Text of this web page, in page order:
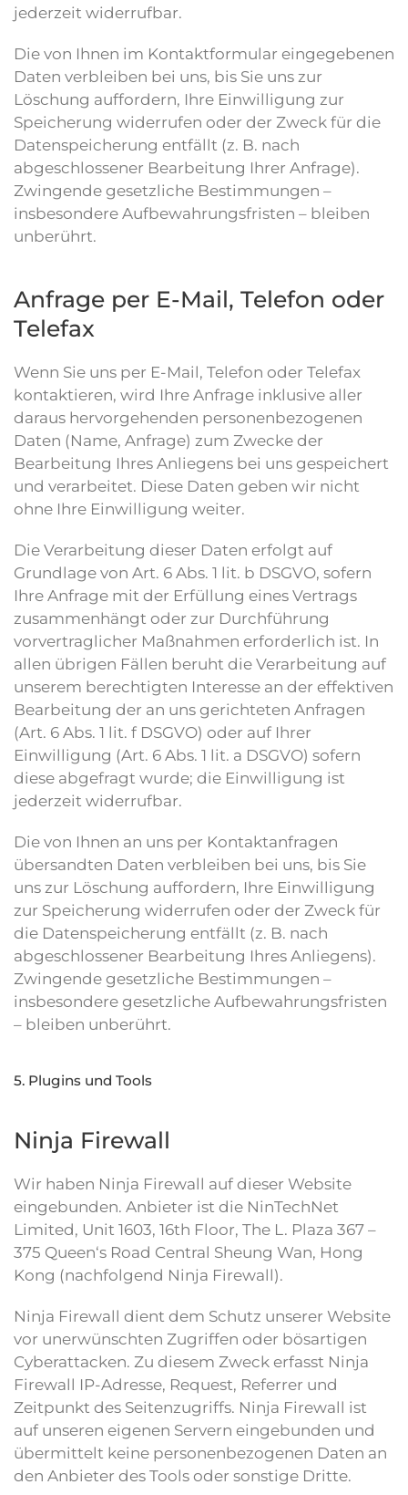
jederzeit widerrufbar.
Die von Ihnen im Kontaktformular eingegebenen
Daten verbleiben bei uns, bis Sie uns zur
Löschung auffordern, Ihre Einwilligung zur
Speicherung widerrufen oder der Zweck für die
Datenspeicherung entfällt (z. B. nach
abgeschlossener Bearbeitung Ihrer Anfrage).
Zwingende gesetzliche Bestimmungen –
insbesondere Aufbewahrungsfristen – bleiben
unberührt.
Anfrage per E-Mail, Telefon oder
Telefax
Wenn Sie uns per E-Mail, Telefon oder Telefax
kontaktieren, wird Ihre Anfrage inklusive aller
daraus hervorgehenden personenbezogenen
Daten (Name, Anfrage) zum Zwecke der
Bearbeitung Ihres Anliegens bei uns gespeichert
und verarbeitet. Diese Daten geben wir nicht
ohne Ihre Einwilligung weiter.
Die Verarbeitung dieser Daten erfolgt auf
Grundlage von Art. 6 Abs. 1 lit. b DSGVO, sofern
Ihre Anfrage mit der Erfüllung eines Vertrags
zusammenhängt oder zur Durchführung
vorvertraglicher Maßnahmen erforderlich ist. In
allen übrigen Fällen beruht die Verarbeitung auf
unserem berechtigten Interesse an der effektiven
Bearbeitung der an uns gerichteten Anfragen
(Art. 6 Abs. 1 lit. f DSGVO) oder auf Ihrer
Einwilligung (Art. 6 Abs. 1 lit. a DSGVO) sofern
diese abgefragt wurde; die Einwilligung ist
jederzeit widerrufbar.
Die von Ihnen an uns per Kontaktanfragen
übersandten Daten verbleiben bei uns, bis Sie
uns zur Löschung auffordern, Ihre Einwilligung
zur Speicherung widerrufen oder der Zweck für
die Datenspeicherung entfällt (z. B. nach
abgeschlossener Bearbeitung Ihres Anliegens).
Zwingende gesetzliche Bestimmungen –
insbesondere gesetzliche Aufbewahrungsfristen
– bleiben unberührt.
5. Plugins und Tools
Ninja Firewall
Wir haben Ninja Firewall auf dieser Website
eingebunden. Anbieter ist die NinTechNet
Limited, Unit 1603, 16th Floor, The L. Plaza 367 –
375 Queen‘s Road Central Sheung Wan, Hong
Kong (nachfolgend Ninja Firewall).
Ninja Firewall dient dem Schutz unserer Website
vor unerwünschten Zugriffen oder bösartigen
Cyberattacken. Zu diesem Zweck erfasst Ninja
Firewall IP-Adresse, Request, Referrer und
Zeitpunkt des Seitenzugriffs. Ninja Firewall ist
auf unseren eigenen Servern eingebunden und
übermittelt keine personenbezogenen Daten an
den Anbieter des Tools oder sonstige Dritte.